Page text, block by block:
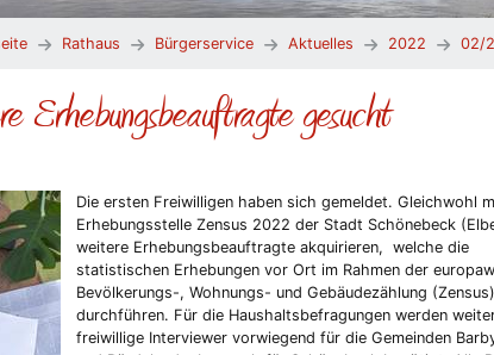
Rathaus Bürgerservice Aktuelles 2022 02/
Erhebungsbeauftragte gesucht
Die ersten Freiwilligen haben sich gemeldet. Gleichwohl
Erhebungsstelle Zensus 2022 der Stadt Schönebeck
weitere Erhebungsbeauftragte akquirieren, welche die
statistischen Erhebungen vor Ort im Rahmen der
Bevölkerungs-, Wohnungs- und Gebäudezählung (Zensus)
durchführen. Für die Haushaltsbefragungen werden
freiwillige Interviewer vorwiegend für die Gemeinden